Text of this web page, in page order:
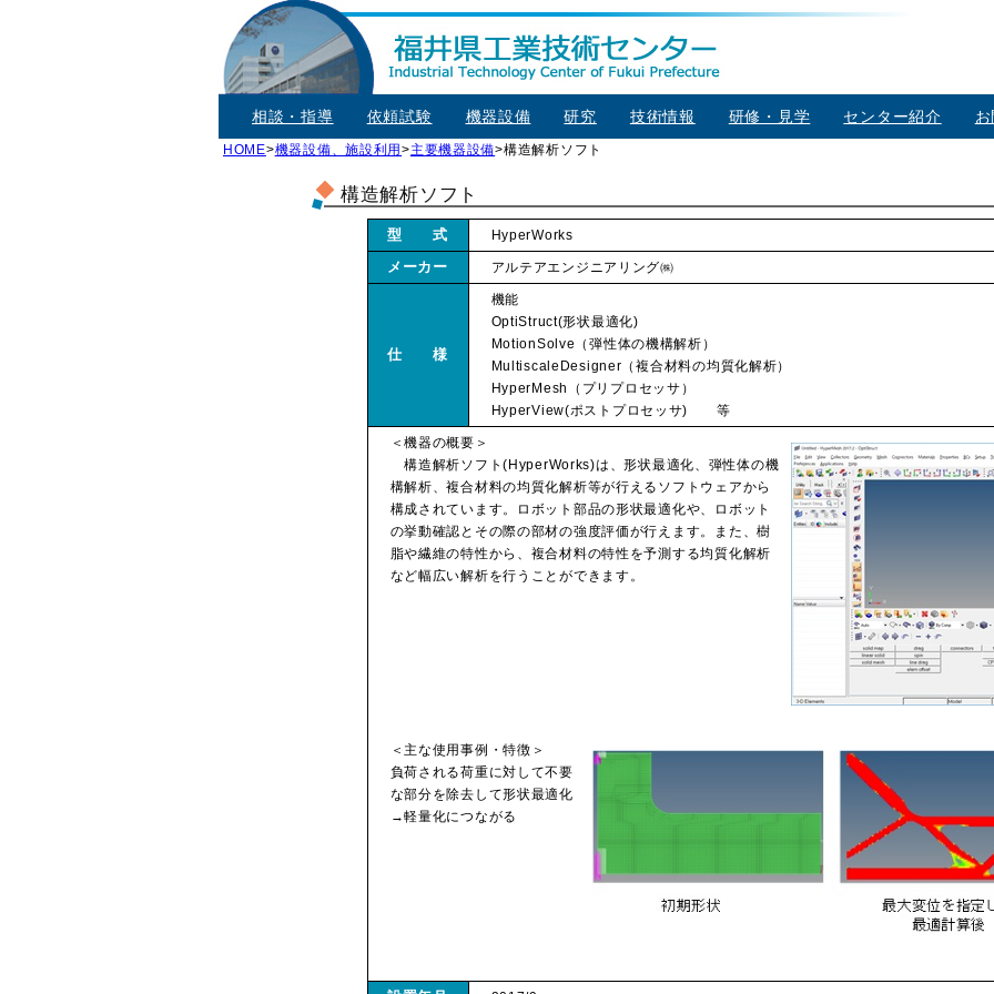
相談・指導 依頼試験 機器設備 研究 技術情報 研修・見学 センター紹介
HOME>機器設備、施設利用>主要機器設備>構造解析ソフト
構造解析ソフト
型 式 HyperWorks
メーカー アルテアエンジニアリング㈱
仕 様
機能
OptiStruct(形状最適化)
MotionSolve（弾性体の機構解析）
MultiscaleDesigner（複合材料の均質化解析）
HyperMesh（プリプロセッサ）
HyperView(ポストプロセッサ) 等
＜機器の概要＞
構造解析ソフト(HyperWorks)は、形状最適化、弾性体の機
構解析、複合材料の均質化解析等が行えるソフトウェアから
構成されています。ロボット部品の形状最適化や、ロボット
の挙動確認とその際の部材の強度評価が行えます。また、樹
脂や繊維の特性から、複合材料の特性を予測する均質化解析
など幅広い解析を行うことができます。
＜主な使用事例・特徴＞
負荷される荷重に対して不要
な部分を除去して形状最適化
→軽量化につながる